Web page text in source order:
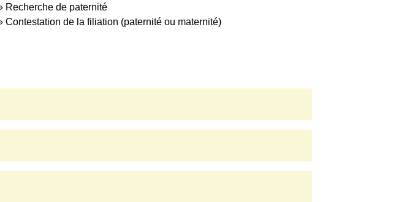
Recherche de paternité
Contestation de la filiation (paternité ou maternité)